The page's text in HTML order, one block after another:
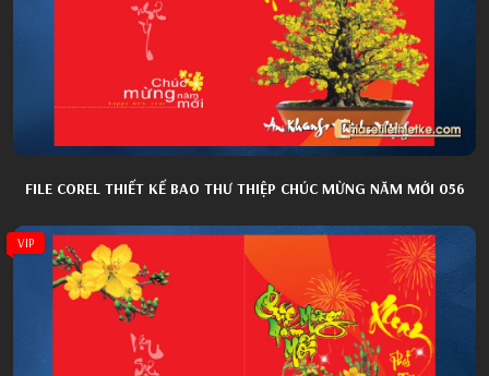
FILE COREL THIẾT KẾ BAO THƯ THIỆP CHÚC MỪNG NĂM MỚI 056
VIP